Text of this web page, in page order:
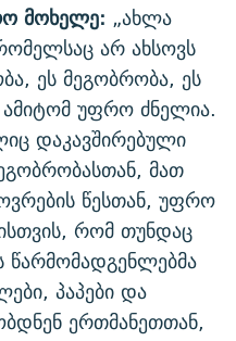
მოხელე: „ახლა
არ ახსოვს
ეს მეგობრობა, ეს
უფრო ძნელია.
დაკავშირებული
მათ
წესთან, უფრო
რომ თუნდაც
წარმომადგენლებმა
პაპები და
ერთმანეთთან,